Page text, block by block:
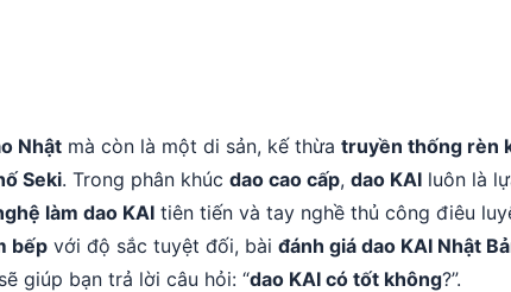
Nhật mà còn là một di sản, kế thừa truyền thống rèn
Seki. Trong phân khúc dao cao cấp, dao KAI luôn là
làm dao KAI tiên tiến và tay nghề thủ công điêu
bếp với độ sắc tuyệt đối, bài đánh giá dao KAI Nhật
sẽ giúp bạn trả lời câu hỏi: “dao KAI có tốt không?”.